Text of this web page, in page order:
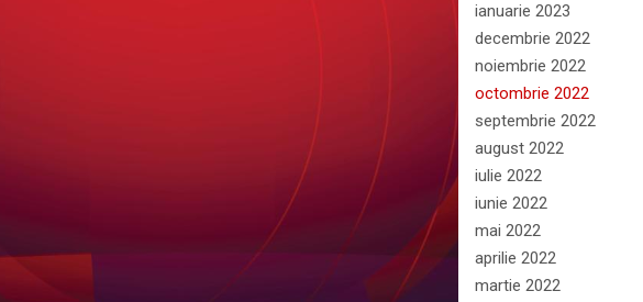
ianuarie 2023
decembrie 2022
noiembrie 2022
octombrie 2022
septembrie 2022
august 2022
iulie 2022
iunie 2022
mai 2022
aprilie 2022
martie 2022